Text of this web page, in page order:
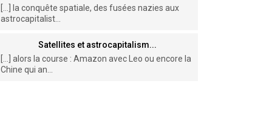
[…] la conquête spatiale, des fusées nazies aux
astrocapitalist...
Satellites et astrocapitalism...
[…] alors la course : Amazon avec Leo ou encore la
Chine qui an...